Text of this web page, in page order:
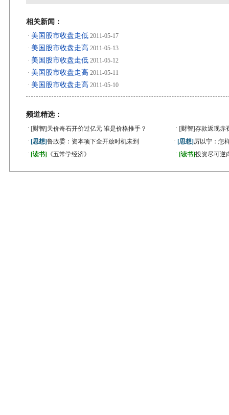
相关新闻：
· 美国股市收盘走低 2011-05-17
· 美国股市收盘走高 2011-05-13
· 美国股市收盘走低 2011-05-12
· 美国股市收盘走高 2011-05-11
· 美国股市收盘走高 2011-05-10
频道精选：
· [财智] 天价奇石开价过亿元 谁是价格推手？ · [财智]存款返现赤
· [思想]鲁政委：资本项下全开放时机未到 · [思想] 厉以宁：怎
· [读书] 《五常学经济》 · [读书]投资尽可逆